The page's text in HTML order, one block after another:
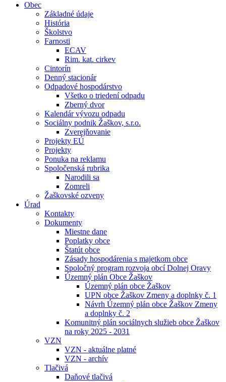
Obec
Základné údaje
História
Školstvo
Farnosti
ECAV
Rim. kat. cirkev
Cintorín
Denný stacionár
Odpadové hospodárstvo
Všetko o triedení odpadu
Zberný dvor
Kalendár vývozu odpadu
Sociálny podnik Žaškov, s.r.o.
Zverejňovanie
Projekty EÚ
Projekty
Ponuka na reklamu
Spoločenská rubrika
Narodili sa
Zomreli
Žaškovské ozveny
Úrad
Kontakty
Dokumenty
Miestne dane
Poplatky obce
Štatút obce
Zásady hospodárenia s majetkom obce
Spoločný program rozvoja obcí Dolnej Oravy
Územný plán Obce Žaškov
Územný plán obce Žaškov
UPN obce Žaškov Zmeny a doplnky č. 1
Návrh Územný plán obce Žaškov Zmeny
a doplnky č. 2
Komunitný plán sociálnych služieb obce Žaškov
na roky 2025 - 2031
VZN
VZN - aktuálne platné
VZN - archív
Tlačivá
Daňové tlačivá